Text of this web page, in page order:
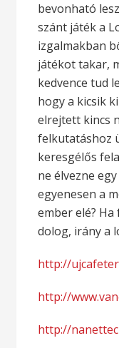
bevonható
szánt játék a
izgalmakban
játékot takar,
kedvence tud
hogy a kicsik
elrejtett kincs
felkutatáshoz
keresgélős
ne élvezne
egyenesen a
ember elé?
dolog, irány a
http://
http://
http://